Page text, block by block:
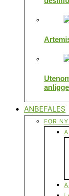
ANBEFALES
FOR